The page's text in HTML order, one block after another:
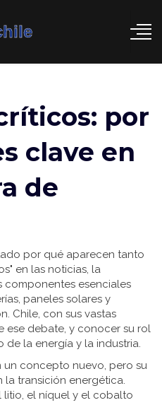
por
clave en
de
por qué aparecen tanto
en las noticias, la
componentes esenciales
paneles solares y
Chile, con sus vastas
ese debate, y conocer su rol
la energía y la industria.
un concepto nuevo, pero su
transición energética.
litio, el níquel y el cobalto